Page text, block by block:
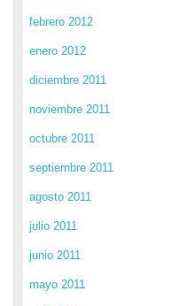
febrero 2012
enero 2012
diciembre 2011
noviembre 2011
octubre 2011
septiembre 2011
agosto 2011
julio 2011
junio 2011
mayo 2011